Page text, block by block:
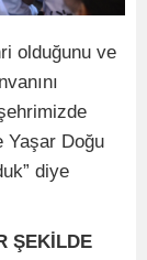
olduğunu ve
Yaşar Doğu
diye
ŞEKİLDE